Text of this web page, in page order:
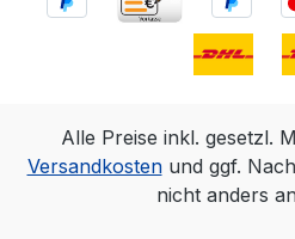
Alle Preise inkl. gesetzl.
Versandkostenund ggf.
nicht anders